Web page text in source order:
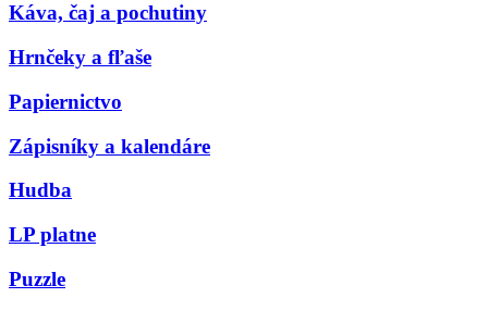
Káva, čaj a pochutiny
Hrnčeky a fľaše
Papiernictvo
Zápisníky a kalendáre
Hudba
LP platne
Puzzle